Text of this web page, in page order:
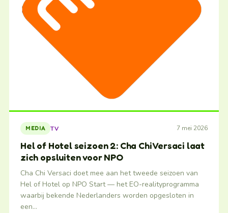
MEDIA TV 7 mei 2026
Hel of Hotel seizoen 2: Cha Chi Versaci laat
zich opsluiten voor NPO
Cha Chi Versaci doet mee aan het tweede seizoen van
Hel of Hotel op NPO Start — het EO-realityprogramma
waarbij bekende Nederlanders worden opgesloten in
een…